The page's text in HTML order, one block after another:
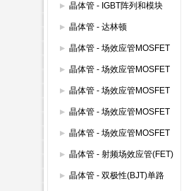
晶体管 - IGBT阵列和模块
晶体管 - 达林顿
晶体管 - 场效应管MOSFET
(600V以上)
晶体管 - 场效应管MOSFET
(600V以下)
晶体管 - 场效应管MOSFET
模块
晶体管 - 场效应管MOSFET
其它
晶体管 - 场效应管MOSFET
双路
晶体管 - 射频场效应管(FET)
晶体管 - 双极性(BJT)单路